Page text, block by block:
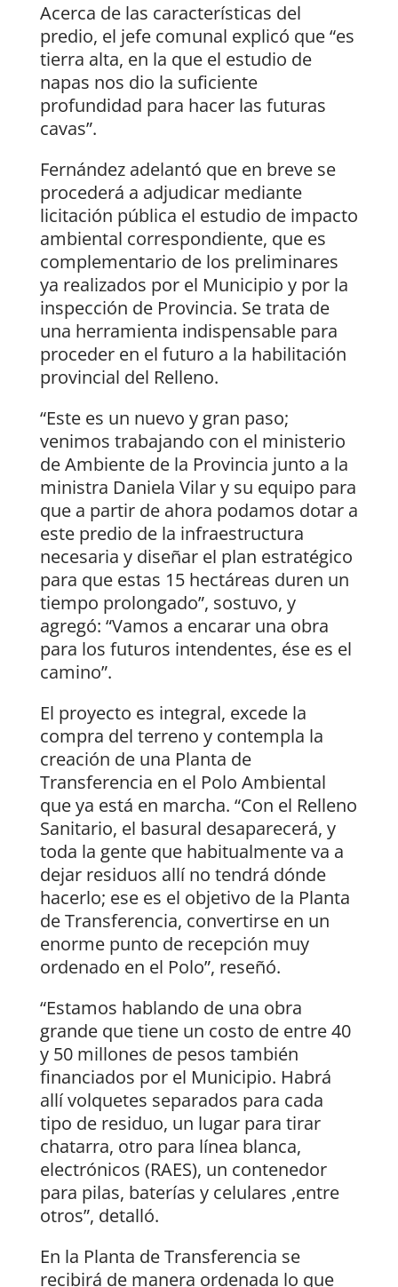
Acerca de las características del
predio, el jefe comunal explicó que “es
tierra alta, en la que el estudio de
napas nos dio la suficiente
profundidad para hacer las futuras
cavas”.
Fernández adelantó que en breve se
procederá a adjudicar mediante
licitación pública el estudio de impacto
ambiental correspondiente, que es
complementario de los preliminares
ya realizados por el Municipio y por la
inspección de Provincia. Se trata de
una herramienta indispensable para
proceder en el futuro a la habilitación
provincial del Relleno.
“Este es un nuevo y gran paso;
venimos trabajando con el ministerio
de Ambiente de la Provincia junto a la
ministra Daniela Vilar y su equipo para
que a partir de ahora podamos dotar a
este predio de la infraestructura
necesaria y diseñar el plan estratégico
para que estas 15 hectáreas duren un
tiempo prolongado”, sostuvo, y
agregó: “Vamos a encarar una obra
para los futuros intendentes, ése es el
camino”.
El proyecto es integral, excede la
compra del terreno y contempla la
creación de una Planta de
Transferencia en el Polo Ambiental
que ya está en marcha. “Con el Relleno
Sanitario, el basural desaparecerá, y
toda la gente que habitualmente va a
dejar residuos allí no tendrá dónde
hacerlo; ese es el objetivo de la Planta
de Transferencia, convertirse en un
enorme punto de recepción muy
ordenado en el Polo”, reseñó.
“Estamos hablando de una obra
grande que tiene un costo de entre 40
y 50 millones de pesos también
financiados por el Municipio. Habrá
allí volquetes separados para cada
tipo de residuo, un lugar para tirar
chatarra, otro para línea blanca,
electrónicos (RAES), un contenedor
para pilas, baterías y celulares ,entre
otros”, detalló.
En la Planta de Transferencia se
recibirá de manera ordenada lo que